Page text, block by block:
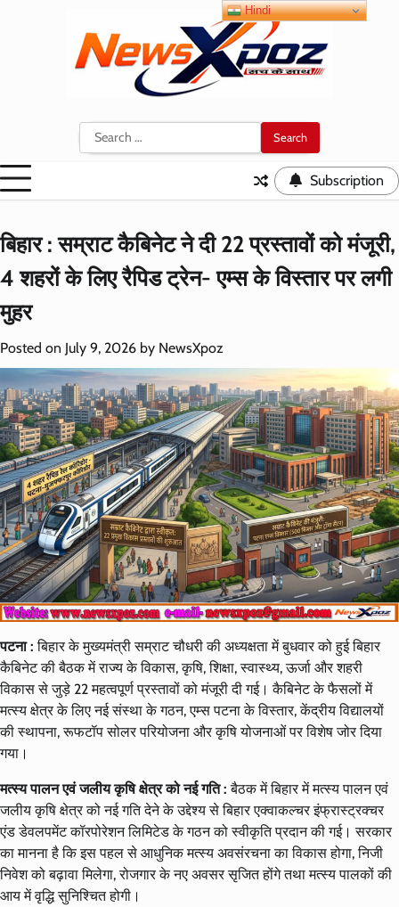
Search
for:
Subscription
बिहार : सम्राट कैबिनेट ने दी 22 प्रस्तावों को मंजूरी,
4 शहरों के लिए रैपिड ट्रेन- एम्स के विस्तार पर लगी
मुहर
Posted on July 9, 2026 by NewsXpoz
पटना : बिहार के मुख्यमंत्री सम्राट चौधरी की अध्यक्षता में बुधवार को हुई बिहार
कैबिनेट की बैठक में राज्य के विकास, कृषि, शिक्षा, स्वास्थ्य, ऊर्जा और शहरी
विकास से जुड़े 22 महत्वपूर्ण प्रस्तावों को मंजूरी दी गई। कैबिनेट के फैसलों में
मत्स्य क्षेत्र के लिए नई संस्था के गठन, एम्स पटना के विस्तार, केंद्रीय विद्यालयों
की स्थापना, रूफटॉप सोलर परियोजना और कृषि योजनाओं पर विशेष जोर दिया
गया।
मत्स्य पालन एवं जलीय कृषि क्षेत्र को नई गति :बैठक में बिहार में मत्स्य पालन एवं
जलीय कृषि क्षेत्र को नई गति देने के उद्देश्य से बिहार एक्वाकल्चर इंफ्रास्ट्रक्चर
एंड डेवलपमेंट कॉरपोरेशन लिमिटेड के गठन को स्वीकृति प्रदान की गई। सरकार
का मानना है कि इस पहल से आधुनिक मत्स्य अवसंरचना का विकास होगा, निजी
निवेश को बढ़ावा मिलेगा, रोजगार के नए अवसर सृजित होंगे तथा मत्स्य पालकों की
आय में वृद्धि सुनिश्चित होगी।
Hindi